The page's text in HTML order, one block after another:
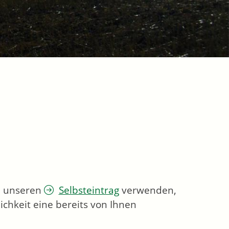
unseren Selbsteintragverwenden,
eine bereits von Ihnen